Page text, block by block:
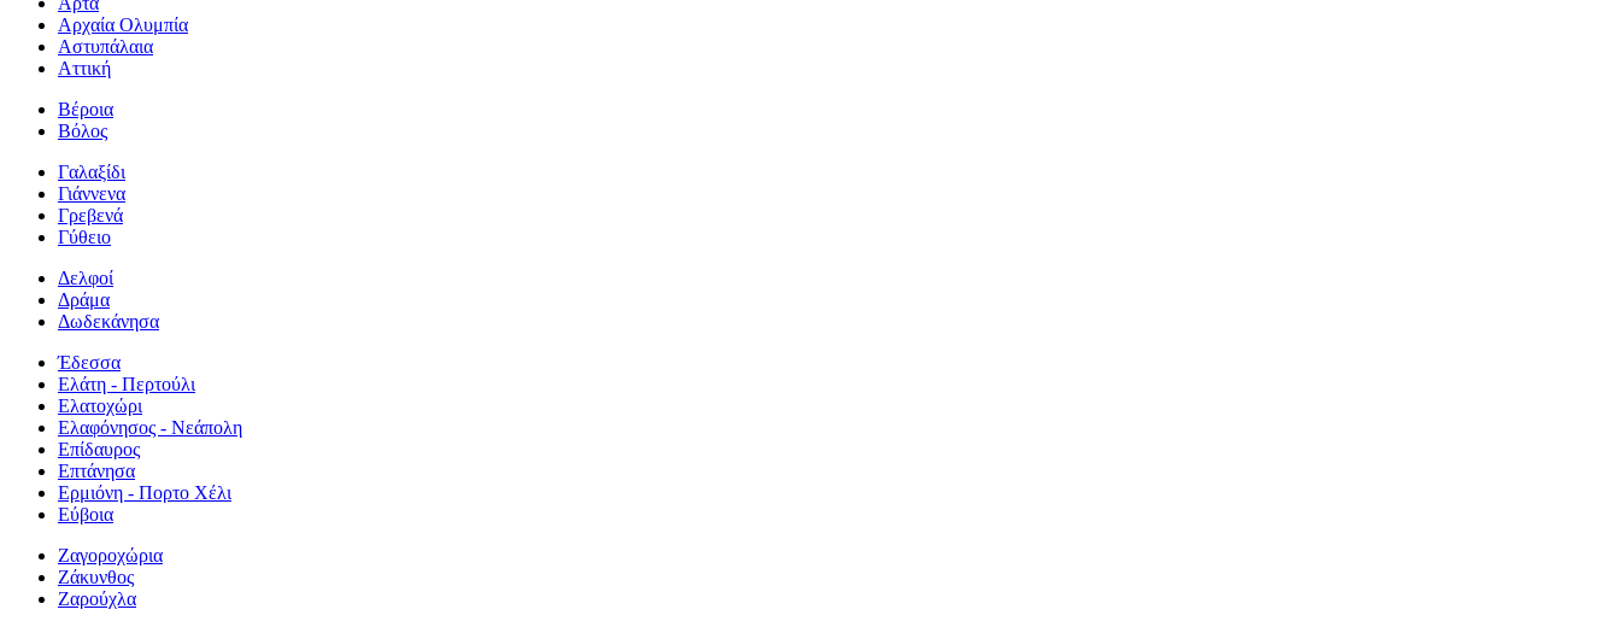
Αρχαία Ολυμπία
Αστυπάλαια
Αττική
Βέροια
Βόλος
Γαλαξίδι
Γιάννενα
Γρεβενά
Γύθειο
Δελφοί
Δράμα
Δωδεκάνησα
Έδεσσα
Ελάτη - Περτούλι
Ελατοχώρι
Ελαφόνησος - Νεάπολη
Επίδαυρος
Επτάνησα
Ερμιόνη - Πορτο Χέλι
Εύβοια
Ζαγοροχώρια
Ζάκυνθος
Ζαρούχλα